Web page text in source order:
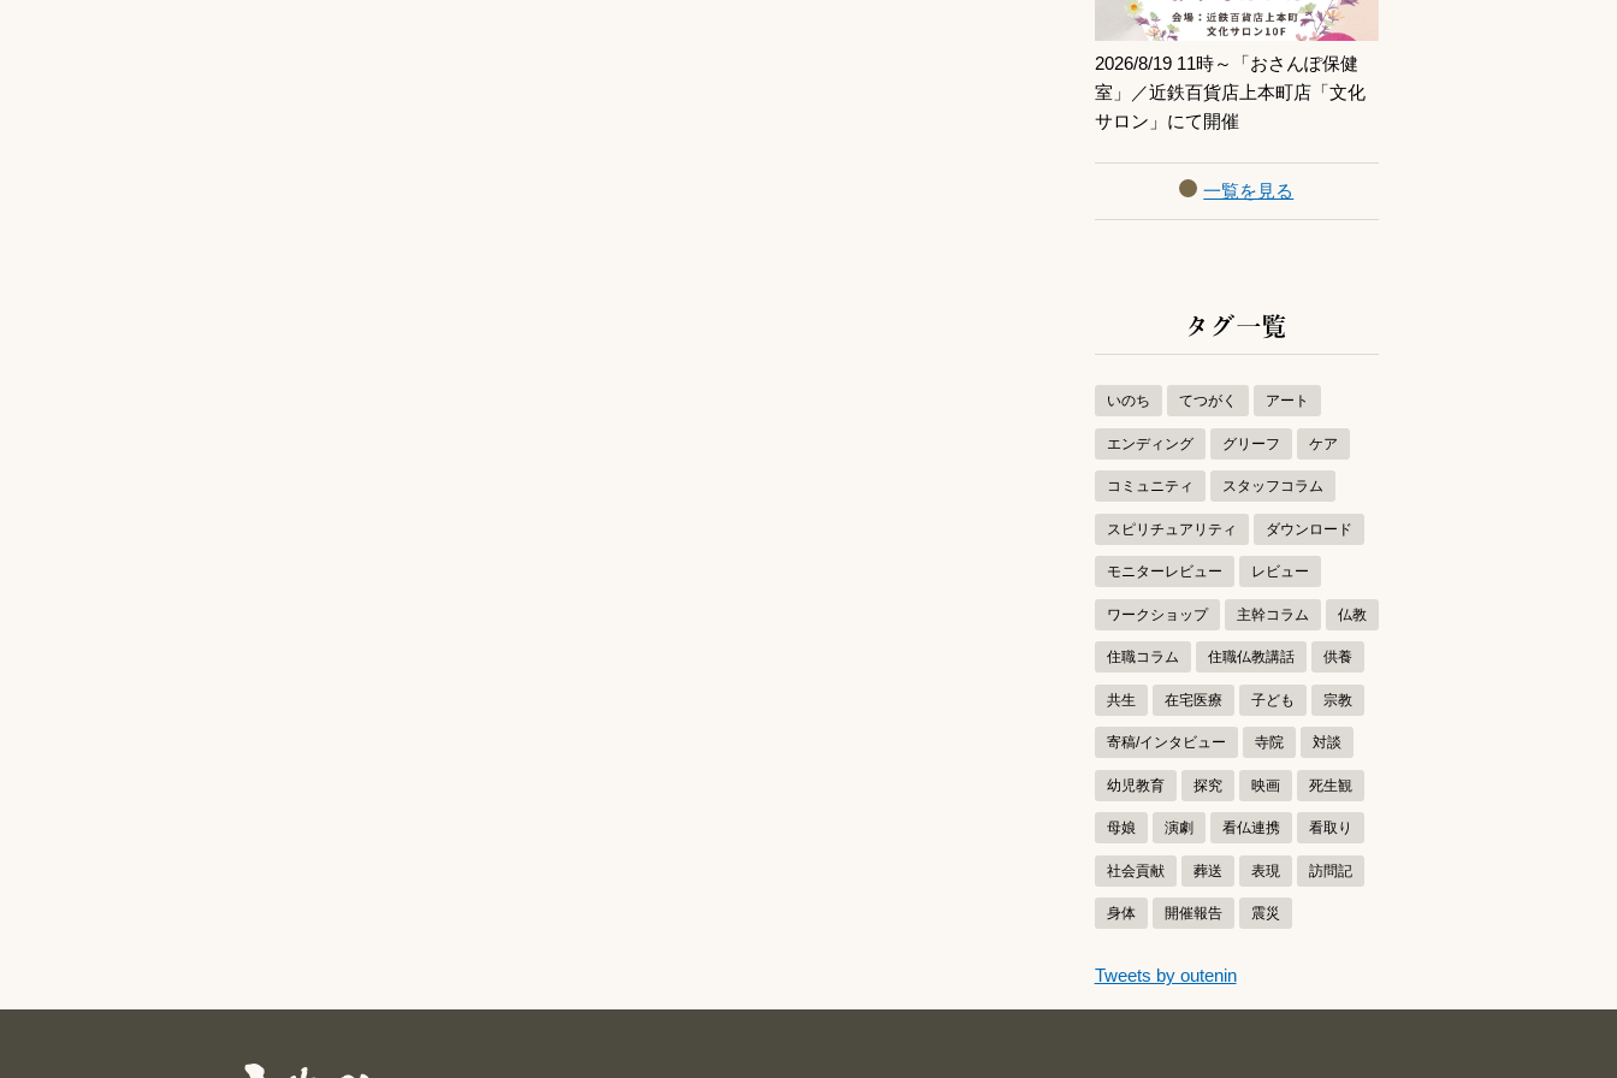
2026/8/19 11時～「おさんぽ保健
室」／近鉄百貨店上本町店「文化
サロン」にて開催
一覧を見る
タグ一覧
いのち てつがく アート
エンディング グリーフ ケア
コミュニティ スタッフコラム
スピリチュアリティ ダウンロード
モニターレビュー レビュー
ワークショップ 主幹コラム 仏教
住職コラム 住職仏教講話 供養
共生 在宅医療 子ども 宗教
寄稿/インタビュー 寺院 対談
幼児教育 探究 映画 死生観
母娘 演劇 看仏連携 看取り
社会貢献 葬送 表現 訪問記
身体 開催報告 震災
つぶやきをスキップする
Tweets by outenin